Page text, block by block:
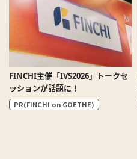
FINCHI主催「IVS2026」トークセ
ッションが話題に！
PR(FINCHI on GOETHE)